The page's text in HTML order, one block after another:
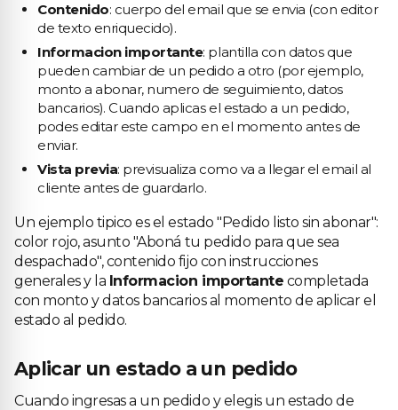
Contenido: cuerpo del email que se envia (con editor
de texto enriquecido).
Informacion importante: plantilla con datos que
pueden cambiar de un pedido a otro (por ejemplo,
monto a abonar, numero de seguimiento, datos
bancarios). Cuando aplicas el estado a un pedido,
podes editar este campo en el momento antes de
enviar.
Vista previa: previsualiza como va a llegar el email al
cliente antes de guardarlo.
Un ejemplo tipico es el estado "Pedido listo sin abonar":
color rojo, asunto "Aboná tu pedido para que sea
despachado", contenido fijo con instrucciones
generales y la Informacion importante completada
con monto y datos bancarios al momento de aplicar el
estado al pedido.
Aplicar un estado a un pedido
Cuando ingresas a un pedido y elegis un estado de